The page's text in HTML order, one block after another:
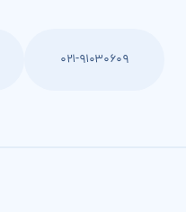
021-91030609